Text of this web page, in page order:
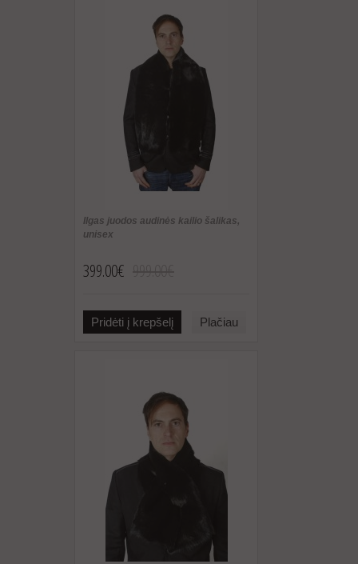
Ilgas juodos audinės kailio šalikas,
unisex
399.00€
Pridėti į krepšelį Plačiau